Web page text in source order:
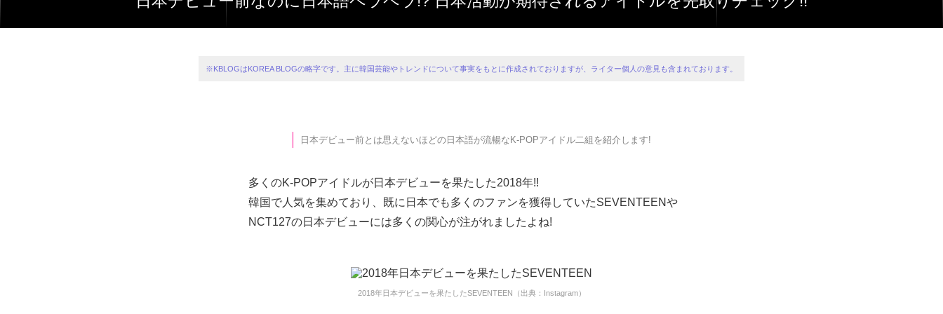
※KBLOGはKOREA BLOGの略字です。主に韓国芸能やトレンドについて事実をもとに作成されておりますが、ライター個人の意見も含まれております。
日本デビュー前とは思えないほどの日本語が流暢なK-POPアイドル二組を紹介します!
多くのK-POPアイドルが日本デビューを果たした2018年!!
韓国で人気を集めており、既に日本でも多くのファンを獲得していたSEVENTEENや
NCT127の日本デビューには多くの関心が注がれましたよね!
2018年日本デビューを果たしたSEVENTEEN（出典：Instagram）